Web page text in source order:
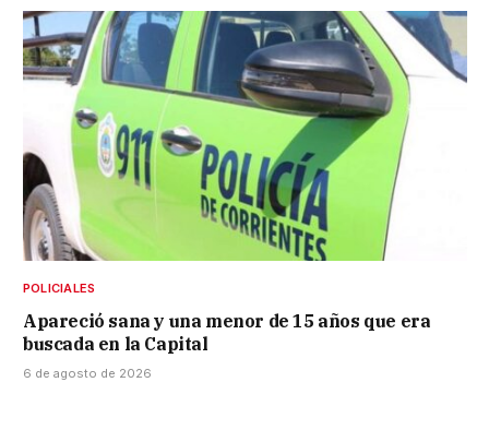
POLICIALES
Apareció sana y una menor de 15 años que era
buscada en la Capital
6 de agosto de 2026